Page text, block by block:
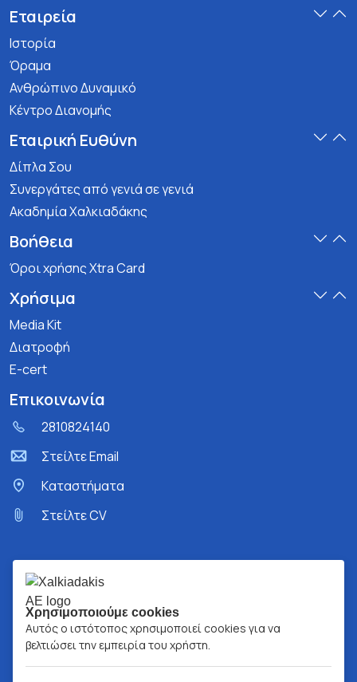
Εταιρεία
Ιστορία
Όραμα
Ανθρώπινο Δυναμικό
Κέντρο Διανομής
Εταιρική Ευθύνη
Δίπλα Σου
Συνεργάτες από γενιά σε γενιά
Ακαδημία Χαλκιαδάκης
Βοήθεια
Όροι χρήσης Xtra Card
Χρήσιμα
Media Kit
Διατροφή
E-cert
Επικοινωνία
2810824140
Στείλτε Email
Kαταστήματα
Στείλτε CV
Χρησιμοποιούμε cookies
Αυτός ο ιστότοπος χρησιμοποιεί cookies για να
βελτιώσει την εμπειρία του χρήστη.